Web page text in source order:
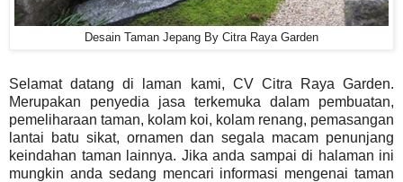
Desain Taman Jepang By Citra Raya Garden
Selamat datang di laman kami, CV Citra Raya Garden.
Merupakan penyedia jasa terkemuka dalam pembuatan,
pemeliharaan taman, kolam koi, kolam renang, pemasangan
lantai batu sikat, ornamen dan segala macam penunjang
keindahan taman lainnya. Jika anda sampai di halaman ini
mungkin anda sedang mencari informasi mengenai taman